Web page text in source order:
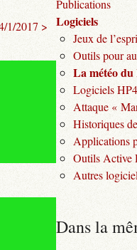
1/2017 >
Publications
Logiciels
Jeux de
Outils pour
La météo
Logiciels
Attaque «
Historiques
Applications
Outils Active
Autres
Dans la